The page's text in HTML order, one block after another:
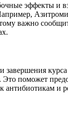
эффекты и
важно
завершения
поможет
антибиотикам и